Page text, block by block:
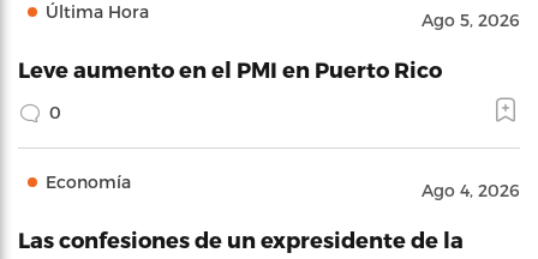
Última Hora Ago 5, 2026
Leve aumento en el PMI en Puerto Rico
0
Economía Ago 4, 2026
Las confesiones de un expresidente de la